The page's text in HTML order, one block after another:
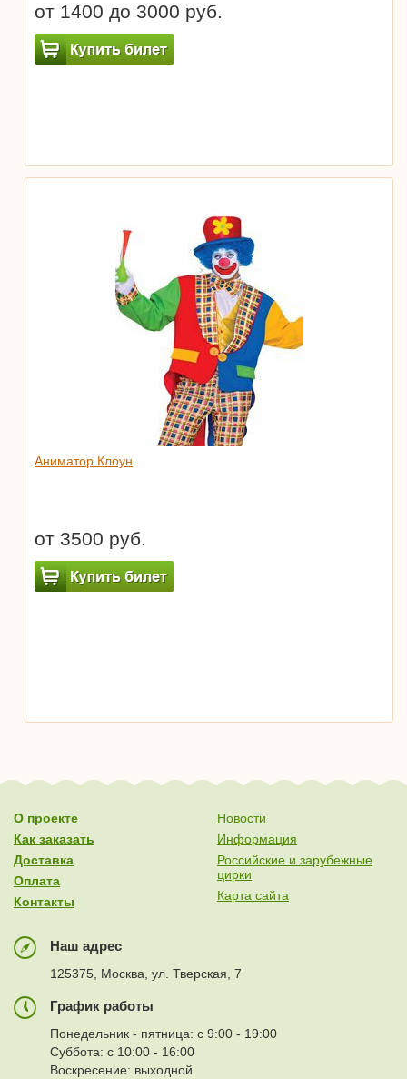
от 1400 до 3000 руб.
Аниматор Клоун
от 3500 руб.
О проекте
Как заказать
Доставка
Оплата
Контакты
Новости
Информация
Российские и зарубежные
цирки
Карта сайта
Наш адрес
125375, Москва, ул. Тверская, 7
График работы
Понедельник - пятница: с 9:00 - 19:00
Суббота: с 10:00 - 16:00
Воскресение: выходной